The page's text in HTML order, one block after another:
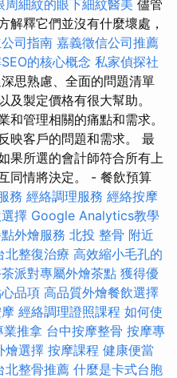
周細紋的眼下細紋醫美 儘管
解釋它們並沒有什麼壞處，
司指南 嘉義徵信公司推薦
的核心概念 私家偵探社
思熟慮、全面的問題清單
及製定價格有很大幫助。
管理相關的痛點和需求。
映客戶的問題和需求。 最
果所選的會計師符合所有上
同情將決定。 - 餐飲預算
務 經絡調理服務 經絡按摩
擇 Google Analytics教學
外燴服務 北投 整骨 附近
北整復治療 高效縮小毛孔的
派對專屬外燴茶點 獲得優
品項 高品質外燴餐飲選擇
經絡調理證照課程 如何使
業推拿 台中按摩整骨 按摩專
燴選擇 按摩課程 健康便當
北整骨推薦 什麼是卡式台胞